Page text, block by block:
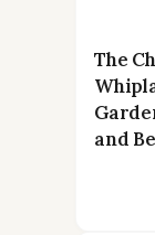
The
and